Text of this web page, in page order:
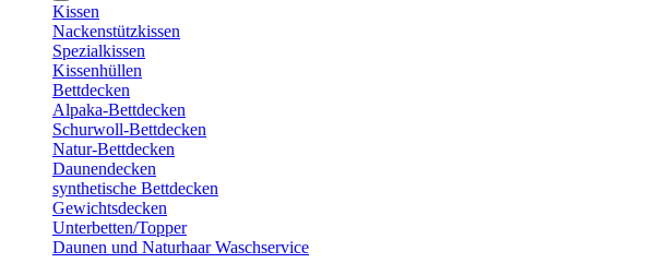
Kissen
Nackenstützkissen
Spezialkissen
Kissenhüllen
Bettdecken
Alpaka-Bettdecken
Schurwoll-Bettdecken
Natur-Bettdecken
Daunendecken
synthetische Bettdecken
Gewichtsdecken
Unterbetten/Topper
Daunen und Naturhaar Waschservice